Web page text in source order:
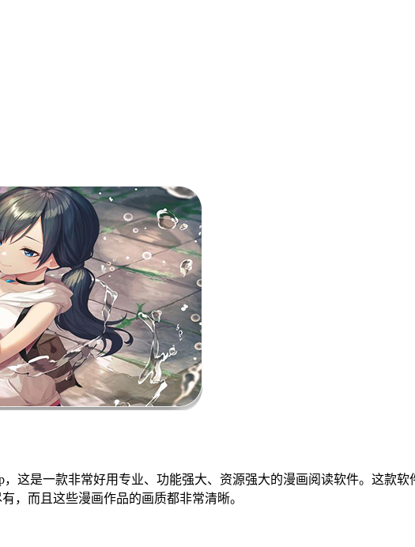
，这是一款非常好用专业、功能强大、资源强大的漫画阅读软件。这款
，而且这些漫画作品的画质都非常清晰。